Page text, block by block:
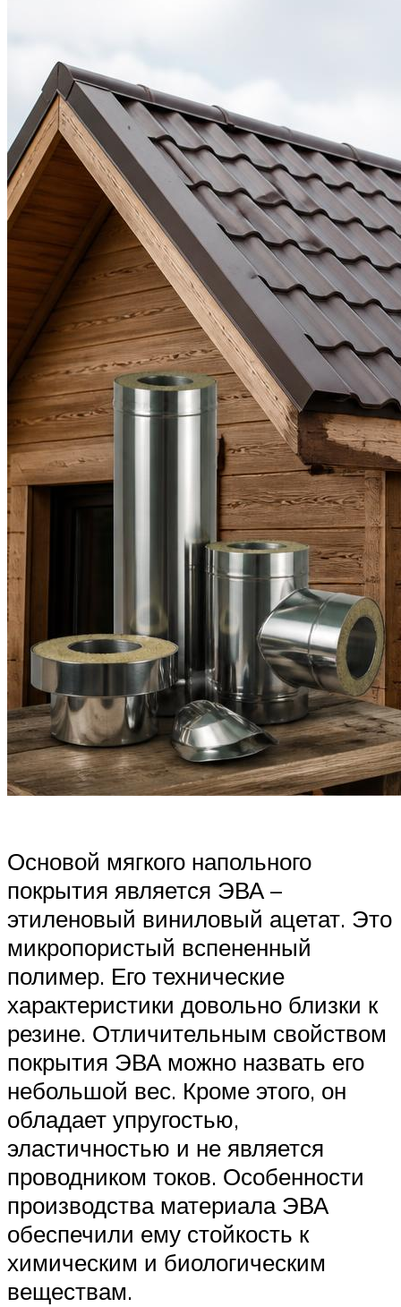
Основой мягкого напольного
покрытия является ЭВА –
этиленовый виниловый ацетат. Это
микропористый вспененный
полимер. Его технические
характеристики довольно близки к
резине. Отличительным свойством
покрытия ЭВА можно назвать его
небольшой вес. Кроме этого, он
обладает упругостью,
эластичностью и не является
проводником токов. Особенности
производства материала ЭВА
обеспечили ему стойкость к
химическим и биологическим
веществам.